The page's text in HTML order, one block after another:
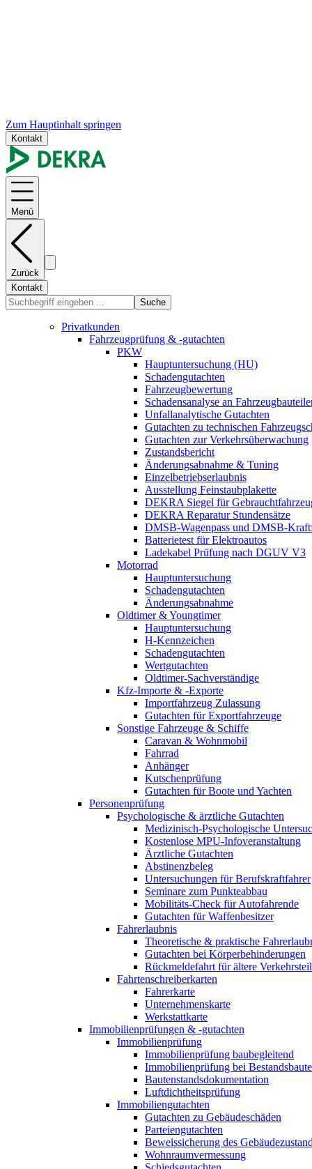
Zum Hauptinhalt springen
Kontakt
Menü
Zurück
Kontakt
Suche
Privatkunden
Fahrzeugprüfung & -gutachten
PKW
Hauptuntersuchung (HU)
Schadengutachten
Fahrzeugbewertung
Schadensanalyse an
Unfallanalytische Gutachten
Gutachten zu technischen
Gutachten zur Verkehrsüberwachung
Zustandsbericht
Änderungsabnahme & Tuning
Einzelbetriebserlaubnis
Ausstellung Feinstaubplakette
DEKRA Siegel für
DEKRA Reparatur Stundensätze
DMSB-Wagenpass und DMSB-
Batterietest für Elektroautos
Ladekabel Prüfung nach DGUV V3
Motorrad
Hauptuntersuchung
Schadengutachten
Änderungsabnahme
Oldtimer & Youngtimer
Hauptuntersuchung
H-Kennzeichen
Schadengutachten
Wertgutachten
Oldtimer-Sachverständige
Kfz-Importe & -Exporte
Importfahrzeug Zulassung
Gutachten für Exportfahrzeuge
Sonstige Fahrzeuge & Schiffe
Caravan & Wohnmobil
Fahrrad
Anhänger
Kutschenprüfung
Gutachten für Boote und Yachten
Personenprüfung
Psychologische & ärztliche Gutachten
Medizinisch-Psychologische
Kostenlose MPU-Infoveranstaltung
Ärztliche Gutachten
Abstinenzbeleg
Untersuchungen für Berufskraftfahrer
Seminare zum Punkteabbau
Mobilitäts-Check für Autofahrende
Gutachten für Waffenbesitzer
Fahrerlaubnis
Theoretische & praktische
Gutachten bei Körperbehinderungen
Rückmeldefahrt für ältere
Fahrtenschreiberkarten
Fahrerkarte
Unternehmenskarte
Werkstattkarte
Immobilienprüfungen & -gutachten
Immobilienprüfung
Immobilienprüfung baubegleitend
Immobilienprüfung bei
Bautenstandsdokumentation
Luftdichtheitsprüfung
Immobiliengutachten
Gutachten zu Gebäudeschäden
Parteiengutachten
Beweissicherung des
Wohnraumvermessung